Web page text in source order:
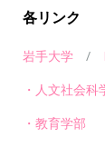
各リンク
岩手大学 /
・人文社会科
・教育学部